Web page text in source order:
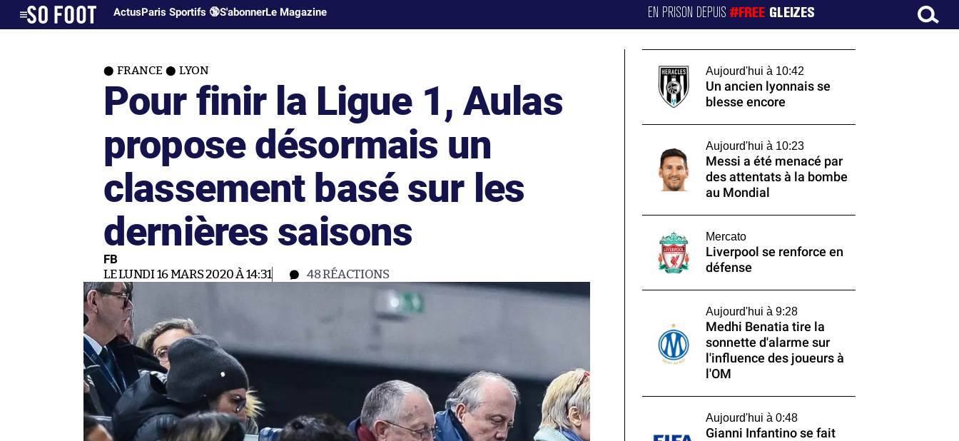
ActusParis Sportifs 🔞S'abonnerLe Magazine EN PRISON DEPUIS#FREE GLEIZES
FRANCE LYON
Pour finir la Ligue 1, Aulas
propose désormais un
classement basé sur les
dernières saisons
FB
LE LUNDI 16 MARS 2020 À 14:31 48RÉACTIONS
Aujourd'hui à 10:42
Un ancien lyonnais se
blesse encore
Aujourd'hui à 10:23
Messi a été menacé par
des attentats à la bombe
au Mondial
Mercato
Liverpool se renforce en
défense
Aujourd'hui à 9:28
Medhi Benatia tire la
sonnette d'alarme sur
l'influence des joueurs à
l'OM
Aujourd'hui à 0:48
Gianni Infantino se fait